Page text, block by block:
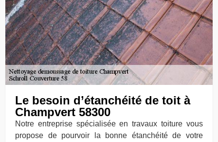
Le besoin d’étanchéité de toit à
Champvert 58300
Notre entreprise spécialisée en travaux toiture vous
propose de pourvoir la bonne étanchéité de votre